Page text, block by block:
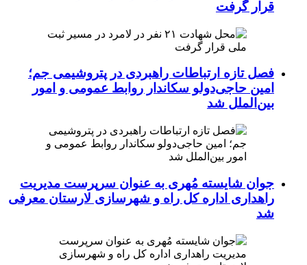
قرار گرفت
فصل تازه ارتباطات راهبردی در پتروشیمی جم؛
امین حاجی‌دولو سکاندار روابط عمومی و امور
بین‌الملل شد
جوان شایسته مُهری به عنوان سرپرست مدیریت
راهداری اداره کل راه و شهرسازی لارستان معرفی
شد